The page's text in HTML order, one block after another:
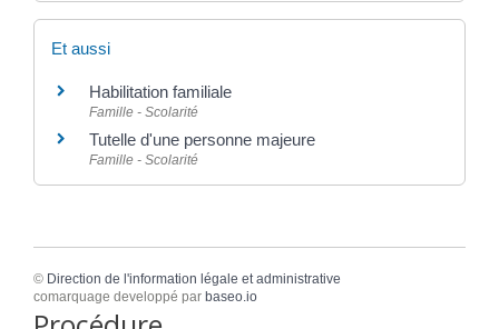
Et aussi
Habilitation familiale
Famille - Scolarité
Tutelle d'une personne majeure
Famille - Scolarité
© Direction de l'information légale et administrative
comarquage developpé par baseo.io